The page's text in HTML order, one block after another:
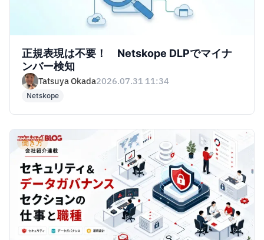
正規表現は不要！ Netskope DLPでマイナ
ンバー検知
Tatsuya Okada2026.07.31 11:34
Netskope
働き方